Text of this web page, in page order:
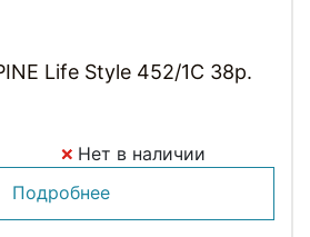
Life Style 452/1C 38р.
Нет в наличии
Подробнее